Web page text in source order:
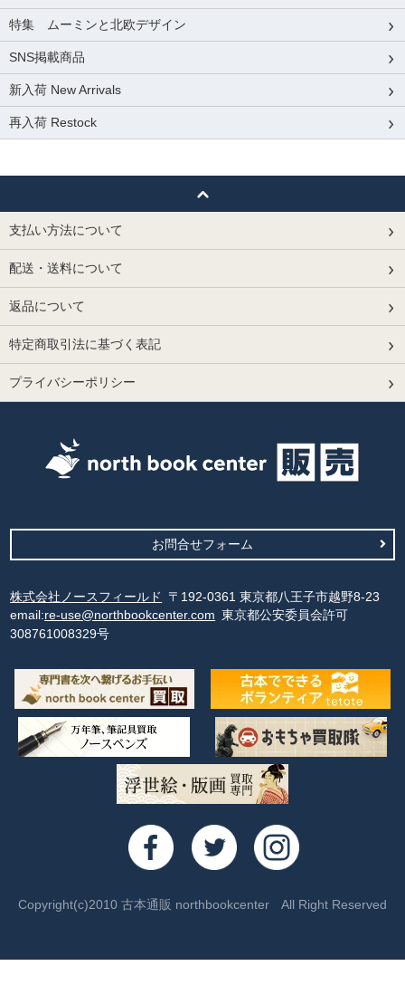
特集 ムーミンと北欧デザイン
SNS掲載商品
新入荷 New Arrivals
再入荷 Restock
支払い方法について
配送・送料について
返品について
特定商取引法に基づく表記
プライバシーポリシー
お問合せフォーム
株式会社ノースフィールド
〒192-0361 東京都八王子市越野8-23
email:re-use@northbookcenter.com 東京都公安委員会許可
308761008329号
Copyright(c)2010 古本通販 northbookcenter All Right Reserved